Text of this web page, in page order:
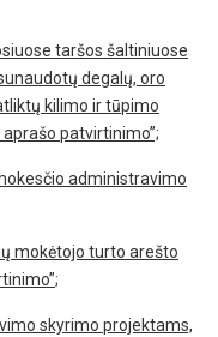
taršos šaltiniuose
degalų, oro
kilimo ir tūpimo
patvirtinimo”;
administravimo
mokėtojo turto arešto
;
skyrimo projektams,